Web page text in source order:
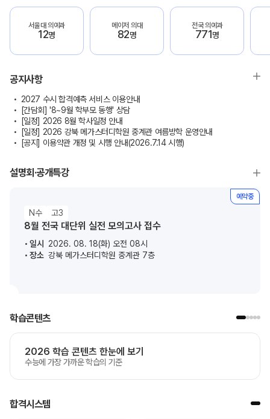
서울대 의예과
12명
메이저 의대
82명
전국 의예과
771명
공지사항
2027 수시 합격예측 서비스 이용안내
[간담회] '8~9월 학부모 동행' 상담
[일정] 2026 8월 학사일정 안내
[일정] 2026 강북 메가스터디학원 중계관 여름방학 운영안내
[공지] 이용약관 개정 및 시행 안내(2026.7.14 시행)
설명회·공개특강
N수 고3
8월 전국 대단위 실전 모의고사 접수
일시 2026. 08. 18(화) 오전 08시
장소 강북 메가스터디학원 중계관 7층
예약중
학습콘텐츠
2026 학습 콘텐츠 한눈에 보기
수능에 가장 가까운 학습의 기준
합격시스템